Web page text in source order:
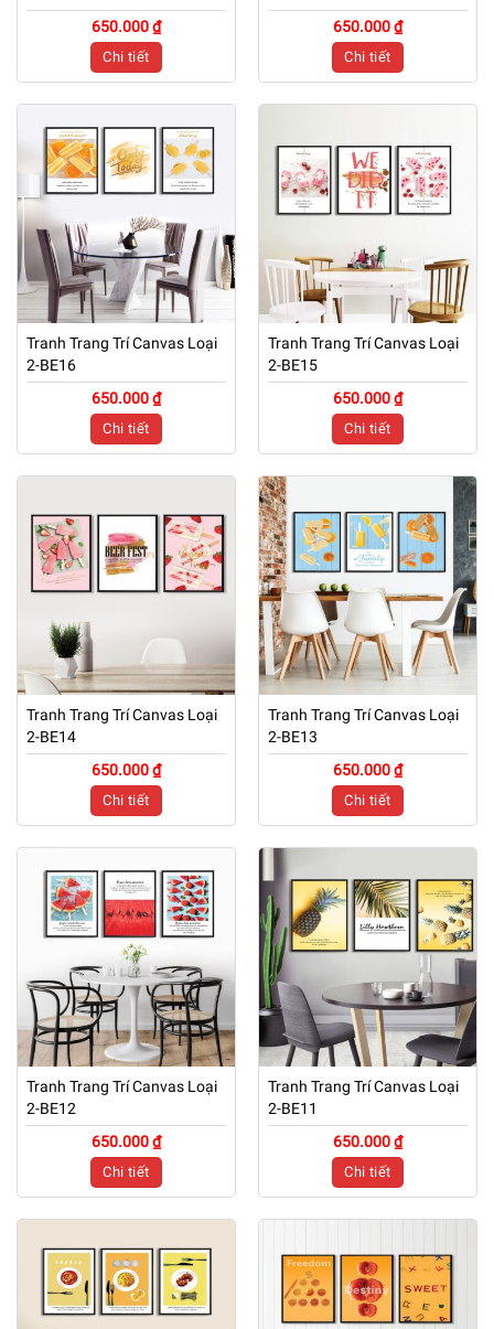
650.000 ₫
Chi tiết
650.000 ₫
Chi tiết
Tranh Trang Trí Canvas Loại
2-BE16
650.000 ₫
Chi tiết
Tranh Trang Trí Canvas Loại
2-BE15
650.000 ₫
Chi tiết
Tranh Trang Trí Canvas Loại
2-BE14
650.000 ₫
Chi tiết
Tranh Trang Trí Canvas Loại
2-BE13
650.000 ₫
Chi tiết
Tranh Trang Trí Canvas Loại
2-BE12
650.000 ₫
Chi tiết
Tranh Trang Trí Canvas Loại
2-BE11
650.000 ₫
Chi tiết